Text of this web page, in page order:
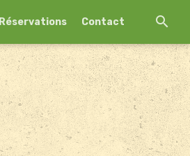
Réservations Contact